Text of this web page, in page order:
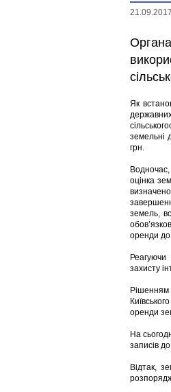
Як
земельні
грн.
оцінка
земель,
оренди до
захисту
Рішенням
оренди
На
записів
Відтак,